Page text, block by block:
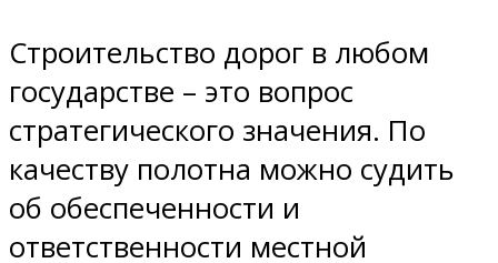
Строительство дорог в любом
государстве – это вопрос
стратегического значения. По
качеству полотна можно судить
об обеспеченности и
ответственности местной